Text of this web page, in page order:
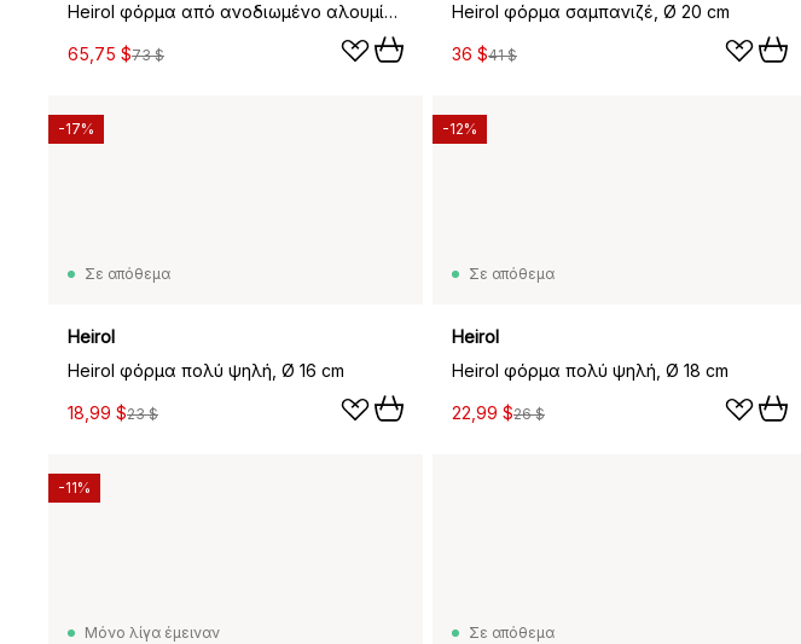
Heirol φόρμα από ανοδιωμένο αλουμίνιο, Ø 28 cm
65,75 $73 $
Heirol φόρμα σαμπανιζέ, Ø 20 cm
36 $41 $
Σε απόθεμα
Heirol
Heirol φόρμα πολύ ψηλή, Ø 16 cm
18,99 $23 $
-17%
Σε απόθεμα
Heirol
Heirol φόρμα πολύ ψηλή, Ø 18 cm
22,99 $26 $
-12%
Μόνο λίγα έμειναν
-11%
Σε απόθεμα